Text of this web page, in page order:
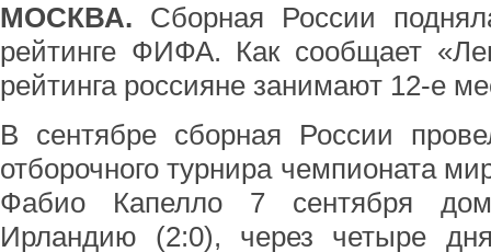
МОСКВА. Сборная России
рейтинге ФИФА. Как сообщает
рейтинга россияне занимают 12-е
В сентябре сборная России
отборочного турнира чемпионата
Фабио Капелло 7 сентября
Ирландию (2:0), через четыре